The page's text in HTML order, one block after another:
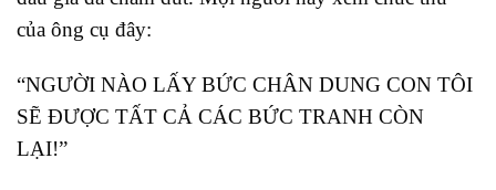
của ông cụ đây:
“NGƯỜI NÀO LẤY BỨC CHÂN DUNG CON TÔI
SẼ ĐƯỢC TẤT CẢ CÁC BỨC TRANH CÒN
LẠI!”